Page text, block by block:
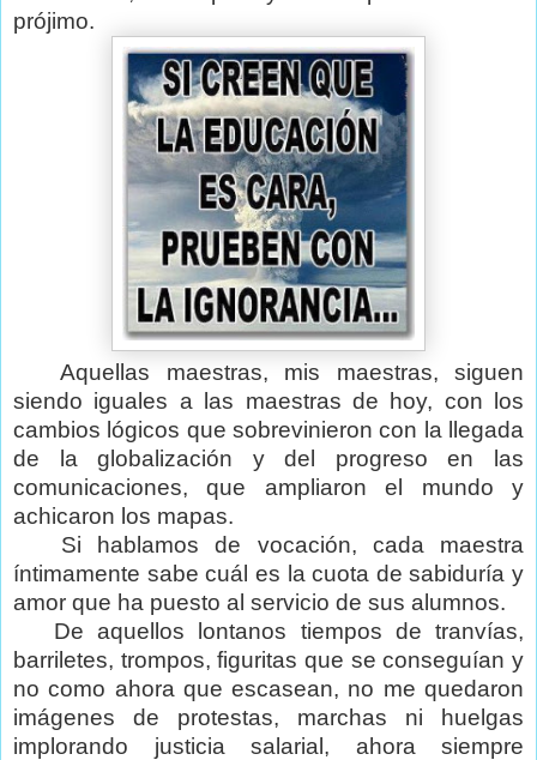
prójimo.
Aquellas maestras, mis maestras, siguen
siendo iguales a las maestras de hoy, con los
cambios lógicos que sobrevinieron con la llegada
de la globalización y del progreso en las
comunicaciones, que ampliaron el mundo y
achicaron los mapas.
Si hablamos de vocación, cada maestra
íntimamente sabe cuál es la cuota de sabiduría y
amor que ha puesto al servicio de sus alumnos.
De aquellos lontanos tiempos de tranvías,
barriletes, trompos, figuritas que se conseguían y
no como ahora que escasean, no me quedaron
imágenes de protestas, marchas ni huelgas
implorando justicia salarial, ahora siempre